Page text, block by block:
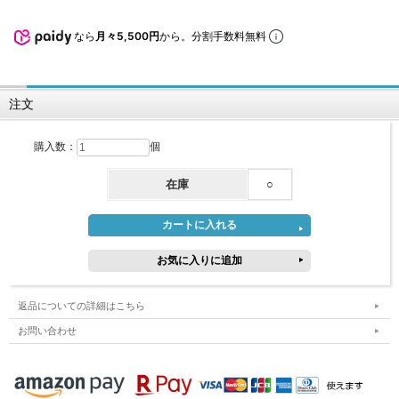
なら 月々5,500円から。分割手数料無料
注文
購入数： 個
在庫 ○
返品についての詳細はこちら
お問い合わせ